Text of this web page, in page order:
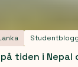
Studentblogg
tiden i Nepal